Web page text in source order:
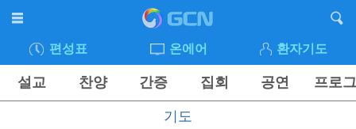
편성표 온에어 환자기도
설교 찬양 간증 집회 공연 프로
기도